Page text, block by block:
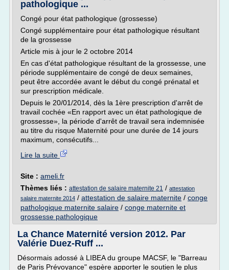
pathologique ...
Congé pour état pathologique (grossesse)
Congé supplémentaire pour état pathologique résultant
de la grossesse
Article mis à jour le 2 octobre 2014
En cas d'état pathologique résultant de la grossesse, une
période supplémentaire de congé de deux semaines,
peut être accordée avant le début du congé prénatal et
sur prescription médicale.
Depuis le 20/01/2014, dès la 1ère prescription d'arrêt de
travail cochée «En rapport avec un état pathologique de
grossesse», la période d'arrêt de travail sera indemnisée
au titre du risque Maternité pour une durée de 14 jours
maximum, consécutifs...
Lire la suite
Site : ameli.fr
Thèmes liés : attestation de salaire maternite 21 / attestation
salaire maternite 2014 / attestation de salaire maternite / conge
pathologique maternite salaire / conge maternite et
grossesse pathologique
La Chance Maternité version 2012. Par
Valérie Duez-Ruff ...
Désormais adossé à LIBEA du groupe MACSF, le "Barreau
de Paris Prévoyance" espère apporter le soutien le plus